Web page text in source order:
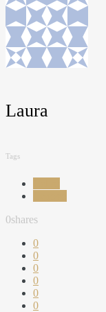
Laura
Tags
0shares
0
0
0
0
0
0